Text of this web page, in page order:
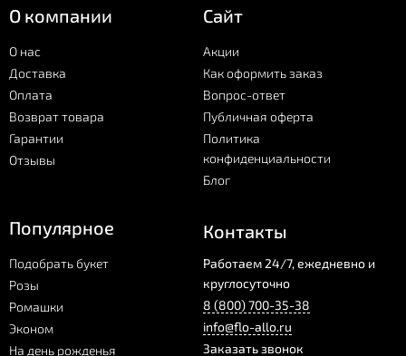
О компании
О нас
Доставка
Оплата
Возврат товара
Гарантии
Отзывы
Сайт
Акции
Как оформить заказ
Вопрос-ответ
Публичная оферта
Политика
конфиденциальности
Блог
Популярное
Подобрать букет
Розы
Ромашки
Эконом
На день рожденья
Контакты
Работаем 24/7, ежедневно и
круглосуточно
8 (800) 700-35-38
info@flo-allo.ru
Заказать звонок